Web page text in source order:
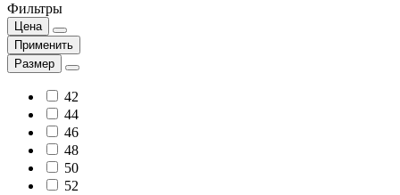
Фильтры
Цена
Применить
Размер
42
44
46
48
50
52